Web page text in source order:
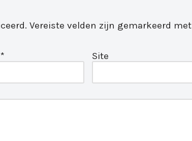
Vereiste velden zijn gemarkeerd met
* Site